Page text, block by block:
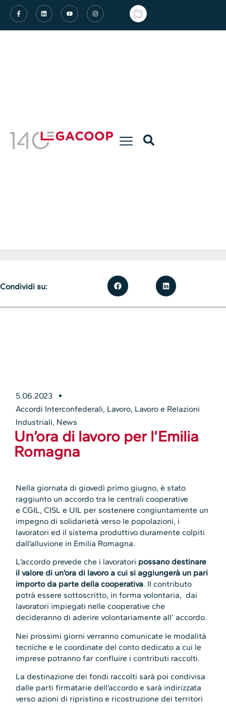
5.06.2023
Accordi Interconfederali, Lavoro, Lavoro e Relazioni
Industriali, News
Un’ora di lavoro per l’Emilia
Romagna
Nella giornata di giovedì primo giugno, è stato
raggiunto un accordo tra le centrali cooperative
e CGIL, CISL e UIL per sostenere congiuntamente un
impegno di solidarietà verso le popolazioni, i
lavoratori ed il sistema produttivo duramente colpiti
dall’alluvione in Emilia Romagna.
L’accordo prevede che i lavoratori possano destinare
il valore di un’ora di lavoro a cui si aggiungerà un pari
importo da parte della cooperativa. Il contributo
potrà essere sottoscritto, in forma volontaria, dai
lavoratori impiegati nelle cooperative che
decideranno di aderire volontariamente all’ accordo.
Nei prossimi giorni verranno comunicate le modalità
tecniche e le coordinate del conto dedicato a cui le
imprese potranno far confluire i contributi raccolti.
La destinazione dei fondi raccolti sarà poi condivisa
dalle parti firmatarie dell’accordo e sarà indirizzata
verso azioni di ripristino e ricostruzione dei territori
Condividi su: